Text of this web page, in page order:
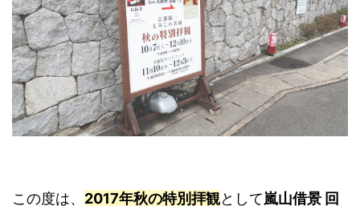
この度は、 2017年秋の特別拝観として嵐山借景 回